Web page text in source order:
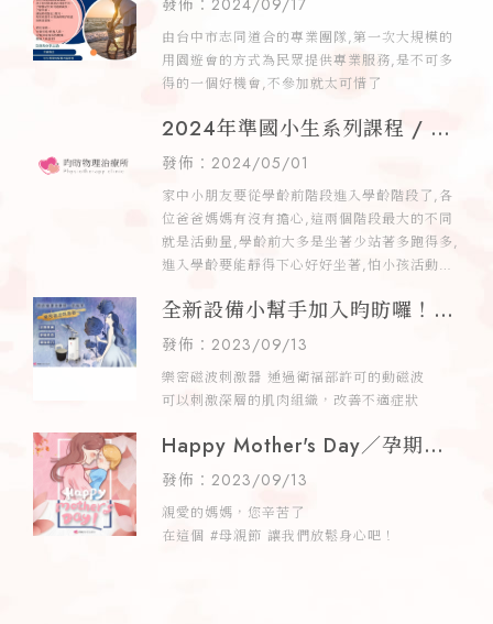
台中兒童早療評估
發佈：2024/09/17
由台中市志同道合的專業團隊,第一次大規模的
用園遊會的方式為民眾提供專業服務,是不可多
得的一個好機會,不參加就太可惜了
2024年準國小生系列課程 / 台
中物理治療,台中物理治療所,西
屯物理治療
發佈：2024/05/01
家中小朋友要從學齡前階段進入學齡階段了,各
位爸爸媽媽有沒有擔心,這兩個階段最大的不同
就是活動量,學齡前大多是坐著少站著多跑得多,
進入學齡要能靜得下心好好坐著,怕小孩活動量
全新設備小幫手加入昀昉囉！／
台中物理治療所推薦,西屯物理治
療所推薦,西屯物理治療
發佈：2023/09/13
樂密磁波刺激器 通過衛福部許可的動磁波
可以刺激深層的肌肉組織，改善不適症狀
Happy Mother's Day／孕期物
理治療,台中孕期物理治療
發佈：2023/09/13
親愛的媽媽，您辛苦了
在這個 #母親節 讓我們放鬆身心吧！